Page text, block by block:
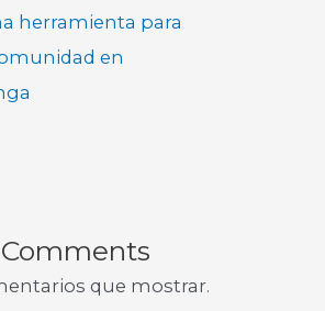
herramienta para
en
que mostrar.